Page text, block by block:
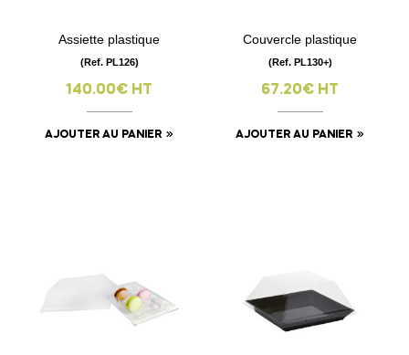
Assiette plastique
(Ref. PL126)
140.00€ HT
AJOUTER AU PANIER
Couvercle plastique
(Ref. PL130+)
67.20€ HT
AJOUTER AU PANIER